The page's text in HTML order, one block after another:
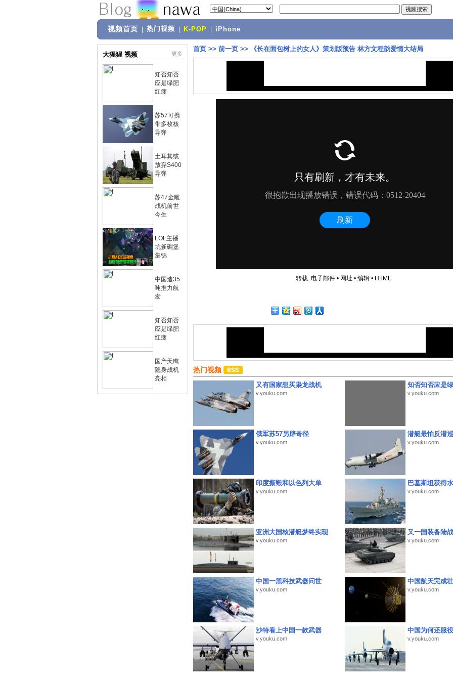
视频首页 热门视频 K-POP iPhone
大猩猩 视频 更多
知否知否
应是绿肥
红瘦
苏57可携
带多枚核
导弹
土耳其或
放弃S400
导弹
苏47金雕
战机前世
今生
LOL主播
坑爹碉堡
集锦
中国造35
吨推力航
发
知否知否
应是绿肥
红瘦
国产天鹰
隐身战机
亮相
首页 >> 前一页 >> 《长在面包树上的女人》策划版预告 林方文程韵爱情大结局
转载: 电子邮件• 网址 • 编辑• HTML
热门视频
又有国家想买枭龙战机
v.youku.com
知否知否应是
v.youku.com
俄军苏57另辟奇径
v.youku.com
潜艇最怕反潜
v.youku.com
印度撕毁和以色列大单
v.youku.com
巴基斯坦获得
v.youku.com
亚洲大国核潜艇梦终实现
v.youku.com
又一国装备陆
v.youku.com
中国一黑科技武器问世
v.youku.com
中国航天完成
v.youku.com
沙特看上中国一款武器
v.youku.com
中国为何还服
v.youku.com